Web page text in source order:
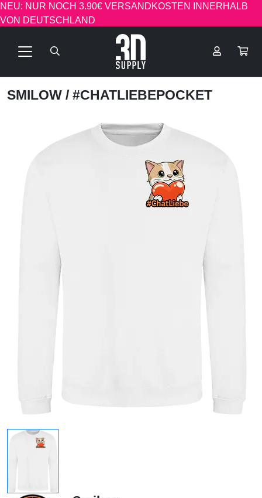
NEU: NUR NOCH 3.90€ VERSANDKOSTEN INNERHALB
VON DEUTSCHLAND
SMILOW / #CHATLIEBEPOCKET